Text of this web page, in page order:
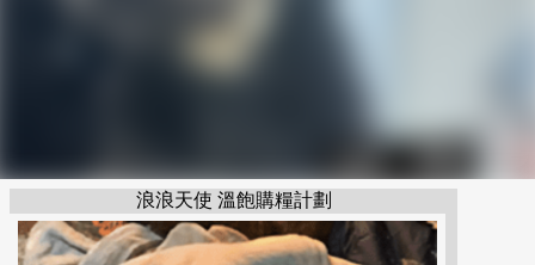
浪浪天使 溫飽購糧計劃